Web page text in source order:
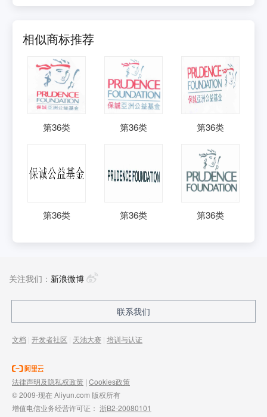
相似商标推荐
第36类 第36类 第36类
第36类 第36类 第36类